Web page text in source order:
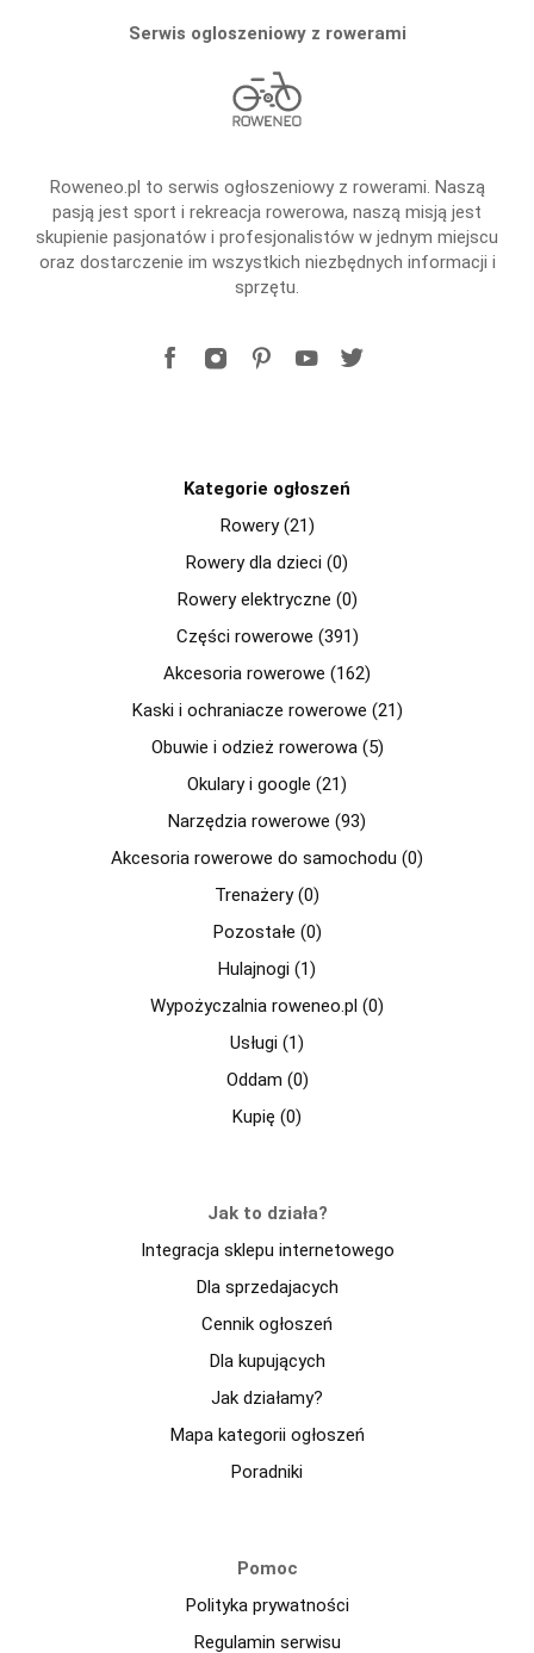
Serwis ogloszeniowy z rowerami
Roweneo.pl to serwis ogłoszeniowy z rowerami. Naszą
pasją jest sport i rekreacja rowerowa, naszą misją jest
skupienie pasjonatów i profesjonalistów w jednym miejscu
oraz dostarczenie im wszystkich niezbędnych informacji i
sprzętu.
Kategorie ogłoszeń
Rowery (21)
Rowery dla dzieci (0)
Rowery elektryczne (0)
Części rowerowe (391)
Akcesoria rowerowe (162)
Kaski i ochraniacze rowerowe (21)
Obuwie i odzież rowerowa (5)
Okulary i google (21)
Narzędzia rowerowe (93)
Akcesoria rowerowe do samochodu (0)
Trenażery (0)
Pozostałe (0)
Hulajnogi (1)
Wypożyczalnia roweneo.pl (0)
Usługi (1)
Oddam (0)
Kupię (0)
Jak to działa?
Integracja sklepu internetowego
Dla sprzedajacych
Cennik ogłoszeń
Dla kupujących
Jak działamy?
Mapa kategorii ogłoszeń
Poradniki
Pomoc
Polityka prywatności
Regulamin serwisu